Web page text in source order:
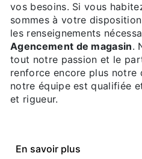
vos besoins. Si vous
sommes à votre
les renseignements
Agencement de magasin.
tout notre passion et le
renforce encore plus notre
notre équipe est qualifiée
et rigueur.
En savoir plus